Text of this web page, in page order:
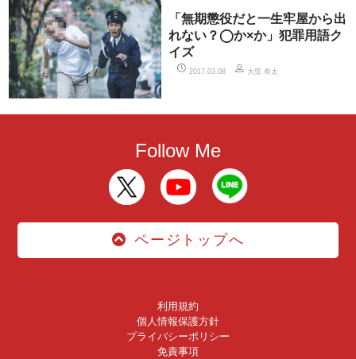
「無期懲役だと一生牢屋から出
れない？◯か×か」犯罪用語ク
イズ
2017.03.08 大窪 有太
Follow Me
ページトップへ
利用規約
個人情報保護方針
プライバシーポリシー
免責事項